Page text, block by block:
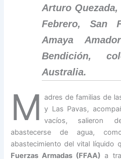
Arturo
Febrero, San
Amaya
Bendición,
Australia.
M adres de familias de
y Las Pavas,
vacíos, salieron
abastecerse de agua,
abastecimiento del vital líquido
Fuerzas Armadas (FFAA) a